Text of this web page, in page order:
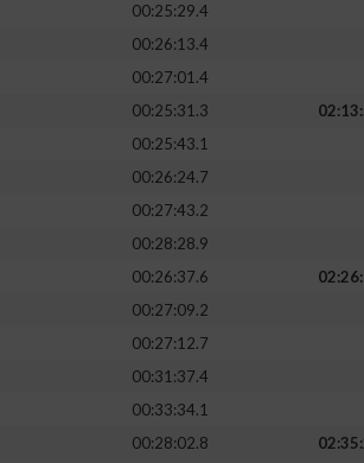
00:25:29.4
00:26:13.4
00:27:01.4
00:25:31.3
00:25:43.1
00:26:24.7
00:27:43.2
00:28:28.9
00:26:37.6
00:27:09.2
00:27:12.7
00:31:37.4
00:33:34.1
00:28:02.8